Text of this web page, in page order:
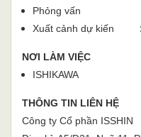
Phỏng vấn : 08/
Xuất cảnh dự kiến :
NƠI LÀM VIỆC
ISHIKAWA
THÔNG TIN LIÊN HỆ
Công ty Cổ phần ISSHIN